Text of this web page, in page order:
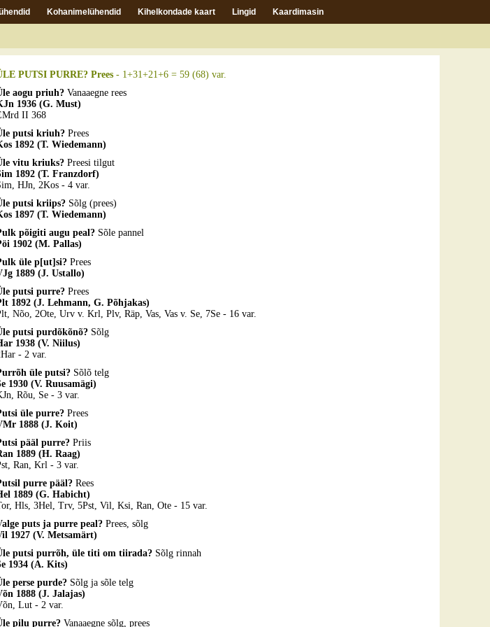
Kohanimelühendid Kihelkondade kaart Lingid Kaardimasin
PUTSI PURRE? Prees - 1+31+21+6 = 59 (68) var.
aogu priuh? Vanaaegne rees
1936 (G. Must)
II 368
putsi kriuh? Prees
1892 (T. Wiedemann)
vitu kriuks? Preesi tilgut
1892 (T. Franzdorf)
HJn, 2Kos - 4 var.
putsi kriips? Sõlg (prees)
1897 (T. Wiedemann)
põigiti augu peal? Sõle pannel
1902 (M. Pallas)
üle p[ut]si? Prees
1889 (J. Ustallo)
putsi purre? Prees
1892 (J. Lehmann, G. Põhjakas)
Nõo, 2Ote, Urv v. Krl, Plv, Räp, Vas, Vas v. Se, 7Se - 16 var.
putsi purdõkõnõ? Sõlg
1938 (V. Niilus)
- 2 var.
üle putsi? Sõlõ telg
1930 (V. Ruusamägi)
Rõu, Se - 3 var.
üle purre? Prees
1888 (J. Koit)
pääl purre? Priis
1889 (H. Raag)
Ran, Krl - 3 var.
purre pääl? Rees
1889 (G. Habicht)
Hls, 3Hel, Trv, 5Pst, Vil, Ksi, Ran, Ote - 15 var.
puts ja purre peal? Prees, sõlg
1927 (V. Metsamärt)
putsi purrõh, üle titi om tiirada? Sõlg rinnah
1934 (A. Kits)
perse purde? Sõlg ja sõle telg
1888 (J. Jalajas)
Lut - 2 var.
pilu purre? Vanaaegne sõlg, prees